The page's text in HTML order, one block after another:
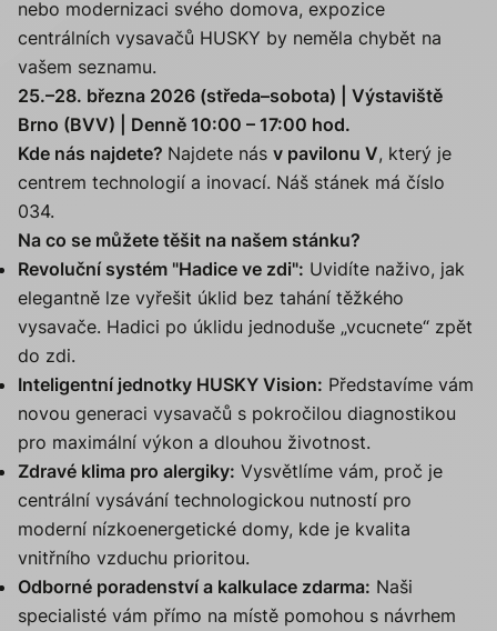
nebo modernizaci svého domova, expozice
centrálních vysavačů HUSKY by neměla chybět na
vašem seznamu.
25.–28. března 2026 (středa–sobota) | Výstaviště
Brno (BVV) | Denně 10:00 – 17:00 hod.
Kde nás najdete? Najdete nás v pavilonu V, který je
centrem technologií a inovací. Náš stánek má číslo
034.
Na co se můžete těšit na našem stánku?
Revoluční systém "Hadice ve zdi": Uvidíte naživo, jak
elegantně lze vyřešit úklid bez tahání těžkého
vysavače. Hadici po úklidu jednoduše „vcucnete“ zpět
do zdi.
Inteligentní jednotky HUSKY Vision: Představíme vám
novou generaci vysavačů s pokročilou diagnostikou
pro maximální výkon a dlouhou životnost.
Zdravé klima pro alergiky: Vysvětlíme vám, proč je
centrální vysávání technologickou nutností pro
moderní nízkoenergetické domy, kde je kvalita
vnitřního vzduchu prioritou.
Odborné poradenství a kalkulace zdarma: Naši
specialisté vám přímo na místě pomohou s návrhem